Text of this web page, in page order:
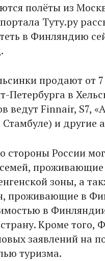
полёты из
Туту.ру
в Финляндию
продают от 7
Петербурга в
ведут Finnair, S7,
и другие
стороны России
зоны, а
проживающие в
в Финляндии
Кроме того,
заявлений на
туризма.